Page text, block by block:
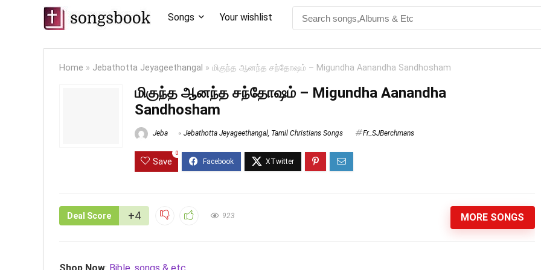
Songs Your wishlist
Home » Jebathotta Jeyageethangal » மிகுந்த ஆனந்த சந்தோஷம் – Migundha Aanandha Sandhosham
மிகுந்த ஆனந்த சந்தோஷம் – Migundha Aanandha
Sandhosham
Jeba Jebathotta Jeyageethangal, Tamil Christians Songs Fr_SJBerchmans
Save
0
Deal Score +4 923 MORE SONGS